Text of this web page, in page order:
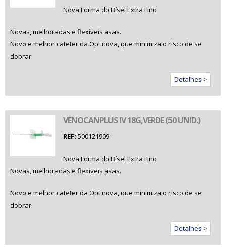
Nova Forma do Bísel Extra Fino
Novas, melhoradas e flexíveis asas.
Novo e melhor cateter da Optinova, que minimiza o risco de se
dobrar.
Detalhes >
VENOCANPLUS IV 18G,VERDE (50 UNID.)
REF: 500121909
Nova Forma do Bísel Extra Fino
Novas, melhoradas e flexíveis asas.
Novo e melhor cateter da Optinova, que minimiza o risco de se
dobrar.
Detalhes >